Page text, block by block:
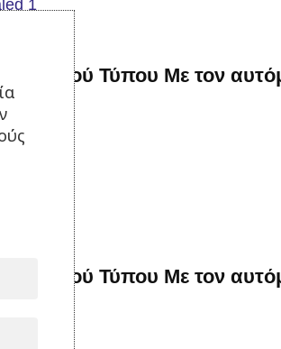
Κλειστού Τύπου Με τον
Κλειστού Τύπου Με τον